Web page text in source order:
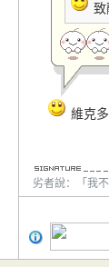
致
維克
劣者說：「我